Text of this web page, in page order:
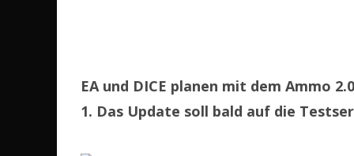
EA und DICE planen mit dem Ammo
1. Das Update soll bald auf die